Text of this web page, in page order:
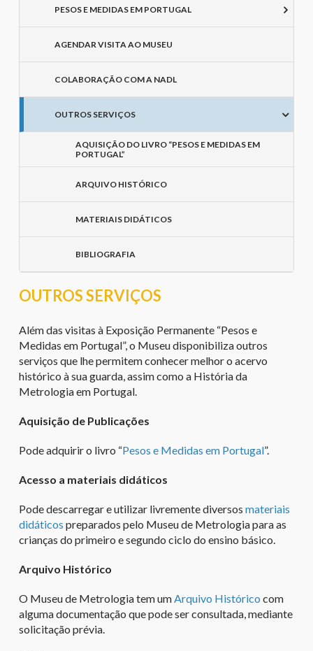
PESOS E MEDIDAS EM PORTUGAL
AGENDAR VISITA AO MUSEU
COLABORAÇÃO COM A NADL
OUTROS SERVIÇOS
AQUISIÇÃO DO LIVRO “PESOS E MEDIDAS EM
PORTUGAL”
ARQUIVO HISTÓRICO
MATERIAIS DIDÁTICOS
BIBLIOGRAFIA
OUTROS SERVIÇOS
Além das visitas à Exposição Permanente “Pesos e
Medidas em Portugal”, o Museu disponibiliza outros
serviços que lhe permitem conhecer melhor o acervo
histórico à sua guarda, assim como a História da
Metrologia em Portugal.
Aquisição de Publicações
Podeadquirir o livro “Pesos e Medidas em Portugal”.
Acesso a materiais didáticos
Pode descarregar e utilizar livremente diversos materiais
didáticos preparados pelo Museu de Metrologiapara as
crianças do primeiro e segundo ciclo do ensino básico
Arquivo Histórico
O Museu de Metrologia tem um Arquivo Histórico com
alguma documentação que pode ser consultada, mediante
solicitação prévia.